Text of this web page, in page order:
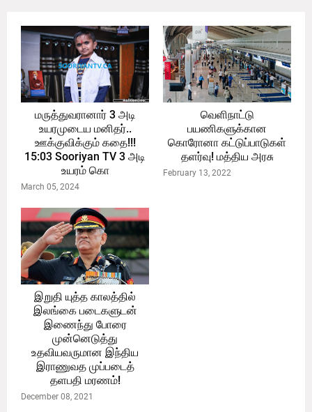
மருத்துவரானார் 3 அடி
உயரமுடைய மனிதர்..
ஊக்குவிக்கும் கதை!!!
15:03 Sooriyan TV 3 அடி
உயரம் கொ
March 05, 2024
வெளிநாட்டு
பயணிகளுக்கான
கொரோனா கட்டுப்பாடுகள்
தளர்வு! மத்திய அரசு
February 13, 2022
இறுதி யுத்த காலத்தில்
இலங்கை படைகளுடன்
இணைந்து போரை
முன்னெடுத்து
உதவியவருமான இந்திய
இராணுவத முப்படைத்
தளபதி மரணம்!
December 08, 2021